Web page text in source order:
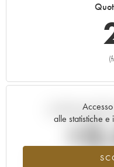
1992
alle statistiche
Andamento
Valore in aumento per